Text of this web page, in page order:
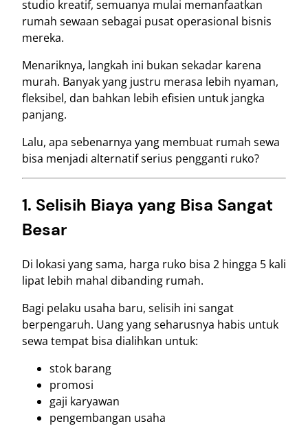
studio kreatif, semuanya mulai memanfaatkan
rumah sewaan sebagai pusat operasional bisnis
mereka.
Menariknya, langkah ini bukan sekadar karena
murah. Banyak yang justru merasa lebih nyaman,
fleksibel, dan bahkan lebih efisien untuk jangka
panjang.
Lalu, apa sebenarnya yang membuat rumah sewa
bisa menjadi alternatif serius pengganti ruko?
1. Selisih Biaya yang Bisa Sangat
Besar
Di lokasi yang sama, harga ruko bisa 2 hingga 5 kali
lipat lebih mahal dibanding rumah.
Bagi pelaku usaha baru, selisih ini sangat
berpengaruh. Uang yang seharusnya habis untuk
sewa tempat bisa dialihkan untuk:
stok barang
promosi
gaji karyawan
pengembangan usaha